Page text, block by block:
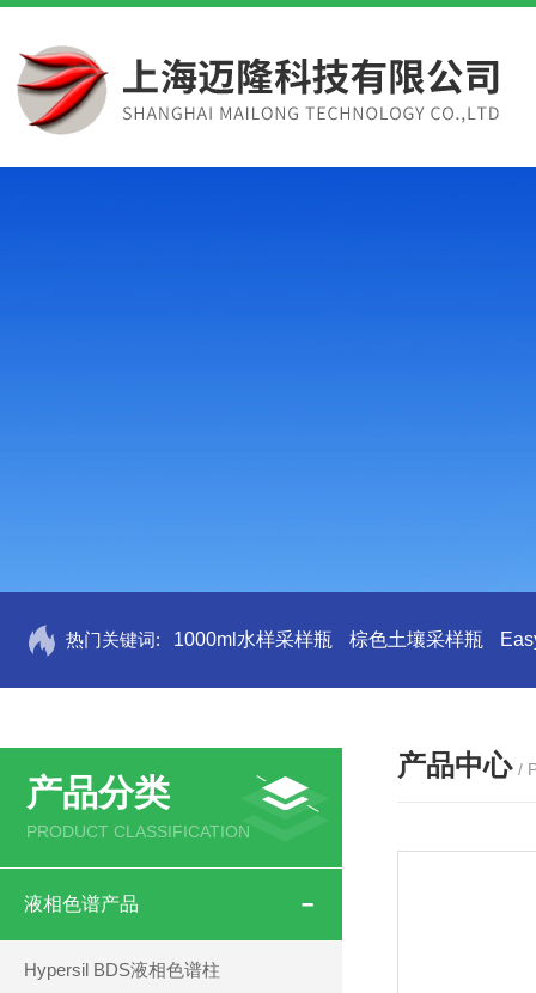
热门关键词: 1000ml水样采样瓶 棕色土壤采样瓶
产品分类
PRODUCT CLASSIFICATION
液相色谱产品
Hypersil BDS液相色谱柱
产品中心 /